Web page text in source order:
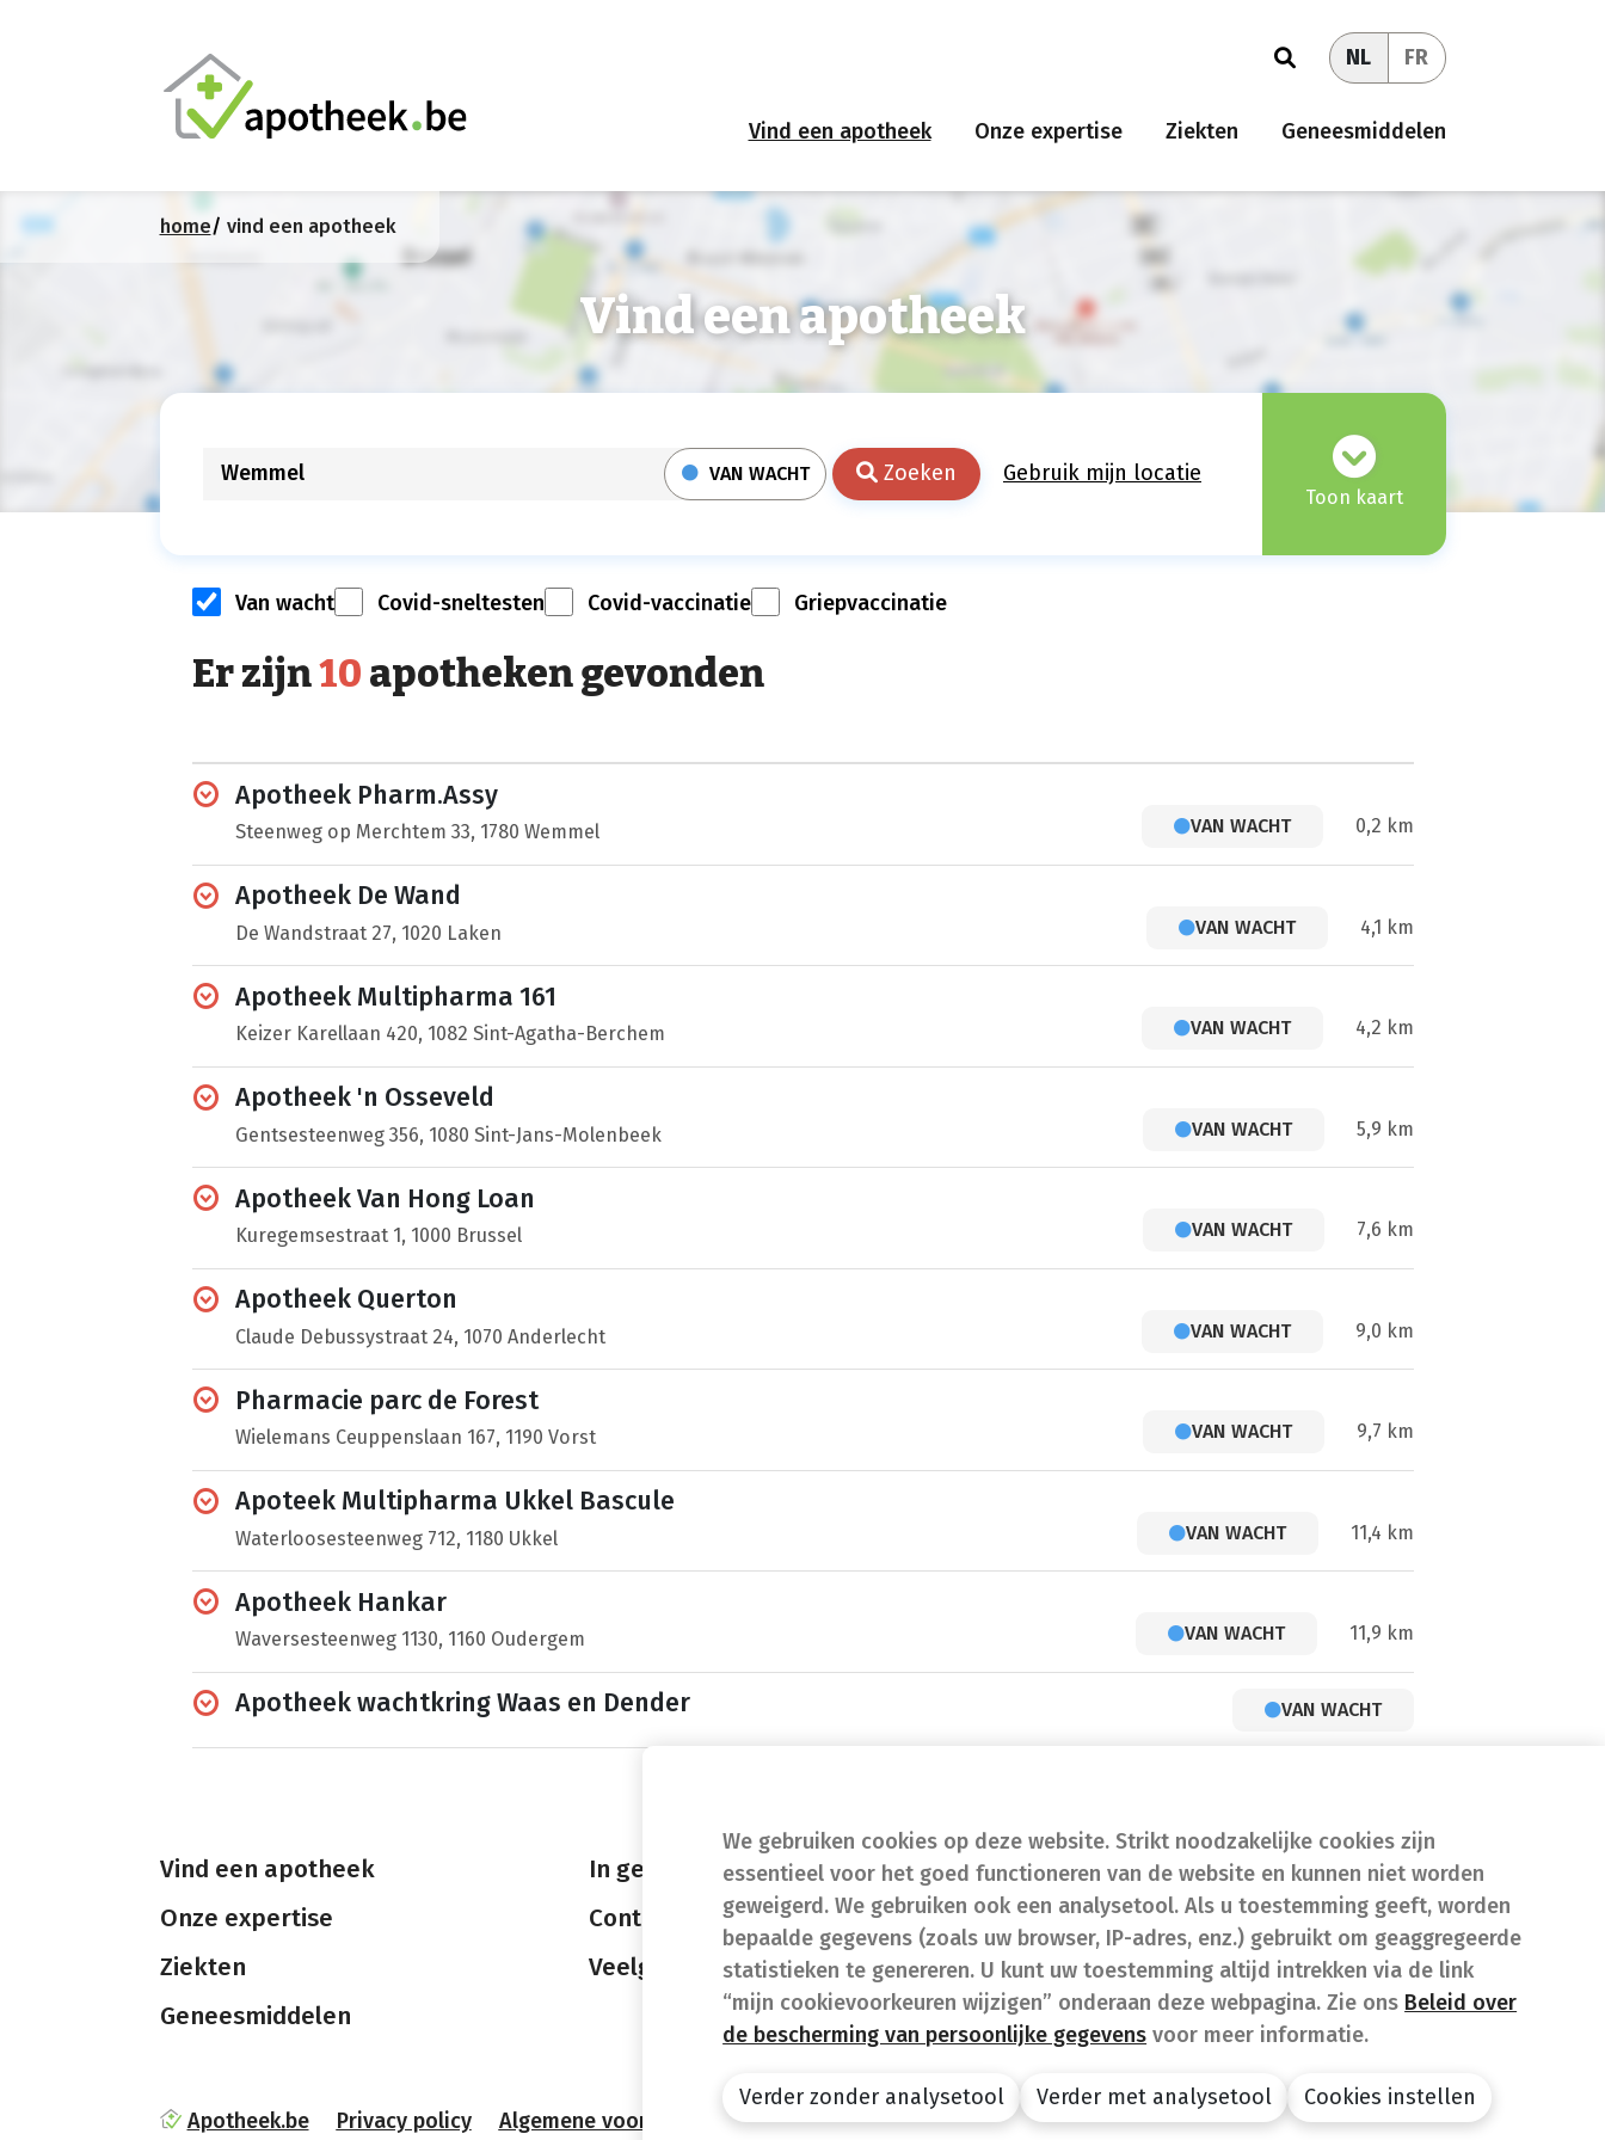
We gebruiken cookies op deze website. Strikt noodzakelijke cookies zijn
essentieel voor het goed functioneren van de website en kunnen niet worden
geweigerd. We gebruiken ook een analysetool. Als u toestemming geeft, worden
bepaalde gegevens (zoals uw browser, IP-adres, enz.) gebruikt om geaggregeerde
statistieken te genereren. U kunt uw toestemming altijd intrekken via de link
“mijn cookievoorkeuren wijzigen” onderaan deze webpagina. Zie ons Beleid over
de bescherming van persoonlijke gegevens voor meer informatie.
Verder zonder analysetool Verder met analysetool Cookies instellen
NL FR
Vind een apotheek Onze expertise Ziekten Geneesmiddelen
home vind een apotheek
Vind een apotheek
VAN WACHT Zoeken Gebruik mijn locatie
Toon kaart
Van wacht Covid-sneltesten Covid-vaccinatie Griepvaccinatie
Er zijn10 apotheken gevonden
Apotheek Pharm.Assy
Steenweg op Merchtem 33, 1780 Wemmel VAN WACHT 0,2 km
Apotheek De Wand
De Wandstraat 27, 1020 Laken VAN WACHT 4,1 km
Apotheek Multipharma 161
Keizer Karellaan 420, 1082 Sint-Agatha-Berchem VAN WACHT 4,2 km
Apotheek 'n Osseveld
Gentsesteenweg 356, 1080 Sint-Jans-Molenbeek VAN WACHT 5,9 km
Apotheek Van Hong Loan
Kuregemsestraat 1, 1000 Brussel VAN WACHT 7,6 km
Apotheek Querton
Claude Debussystraat 24, 1070 Anderlecht VAN WACHT 9,0 km
Pharmacie parc de Forest
Wielemans Ceuppenslaan 167, 1190 Vorst VAN WACHT 9,7 km
Apoteek Multipharma Ukkel Bascule
Waterloosesteenweg 712, 1180 Ukkel VAN WACHT 11,4 km
Apotheek Hankar
Waversesteenweg 1130, 1160 Oudergem VAN WACHT 11,9 km
Apotheek wachtkring Waas en Dender VAN WACHT
Vind een apotheek
Onze expertise
Ziekten
Geneesmiddelen
In geval van nood
Contact
Veelgestelde vragen (FAQ)
Apotheek.be Privacy policy Algemene voorwaarden design by